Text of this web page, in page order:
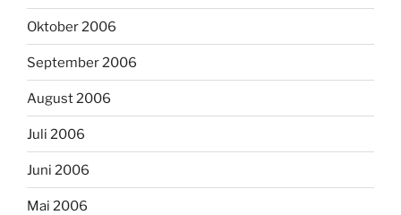
Oktober 2006
September 2006
August 2006
Juli 2006
Juni 2006
Mai 2006